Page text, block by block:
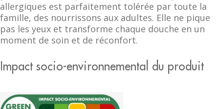
allergiques est parfaitement tolérée par toute la
famille, des nourrissons aux adultes. Elle ne pique
pas les yeux et transforme chaque douche en un
moment de soin et de réconfort.
Impact socio-environnemental du produit